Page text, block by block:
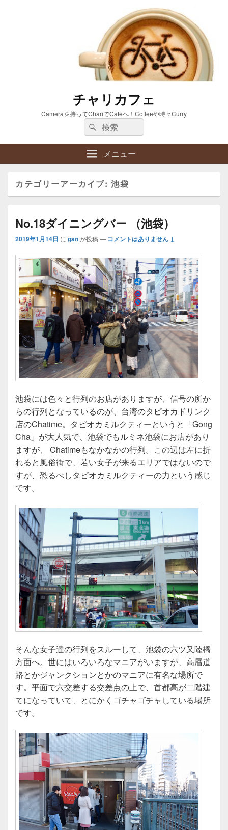
チャリカフェ
Cameraを持ってChariでCafeへ！Coffeeや時々Curry
検
索:
検
索
メニュー
カテゴリーアーカイブ:池袋
No.18ダイニングバー （池袋）
2019年1月14日 に ganが投稿 — コメントはありません ↓
池袋には色々と行列のお店がありますが、信号の所か
らの行列となっているのが、台湾のタピオカドリンク
店のChatime。タピオカミルクティーというと「Gong
Cha」が大人気で、池袋でもルミネ池袋にお店があり
ますが、 Chatimeもなかなかの行列。この辺は左に折
れると風俗街で、若い女子が来るエリアではないので
すが、恐るべしタピオカミルクティーの力という感じ
です。
そんな女子達の行列をスルーして、池袋の六ツ又陸橋
方面へ。世にはいろいろなマニアがいますが、高層道
路とかジャンクションとかのマニアに有名な場所で
す。平面で六交差する交差点の上で、首都高が二階建
てになっていて、とにかくゴチャゴチャしている場所
です。